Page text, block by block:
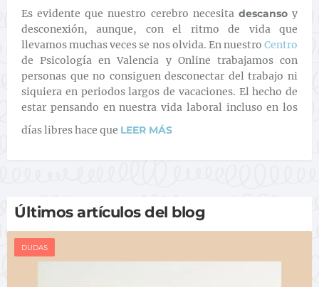
Es evidente que nuestro cerebro necesita descansoy
desconexión, aunque, con el ritmo de vida que
llevamos muchas veces se nos olvida. En nuestro Centro
de Psicología en Valencia y Online trabajamos con
personas que no consiguen desconectar del trabajo ni
siquiera en periodos largos de vacaciones. El hecho de
estar pensando en nuestra vida laboral incluso en los
días libres hace que LEER MÁS
Últimos artículos del blog
DUDAS